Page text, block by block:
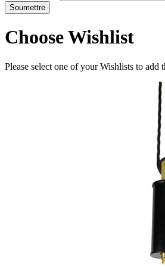
Choose Wishlist
Please select one of your Wishlists to add